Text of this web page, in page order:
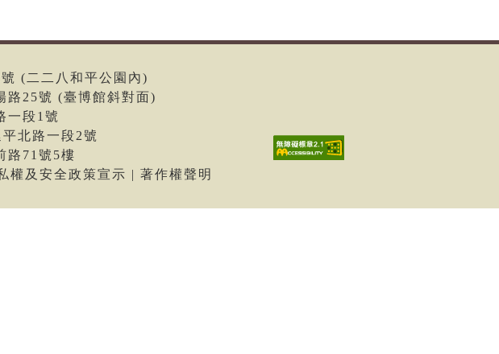
(二二八和平公園內)
路25號 (臺博館斜對面)
一段1號
北路一段2號
路71號5樓
及安全政策宣示 | 著作權聲明